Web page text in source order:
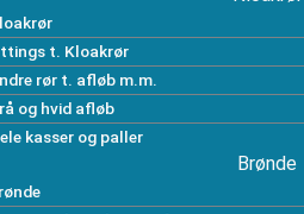
t. Kloakrør
rør t. afløb m.m.
og hvid afløb
kasser og paller
Brønde